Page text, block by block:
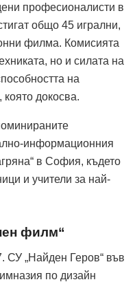
професионалисти в
общо 45 игрални,
филма. Комисията
но и силата на
на
докосва.
информационния
в София, където
и учители за най-
филм“
СУ „Найден Геров“ във
по дизайн